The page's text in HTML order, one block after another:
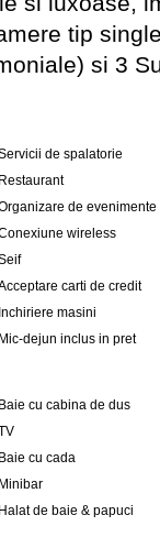
tip
si 3
de spalatorie
Restaurant
de
wireless
carti de credit
Inchiriere masini
Mic-dejun inclus in pret
Baie cu cabina de dus
Baie cu cada
Minibar
Halat de baie & papuci